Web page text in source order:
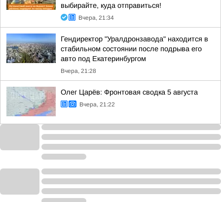
выбирайте, куда отправиться!
Вчера, 21:34
Гендиректор "Уралдронзавода" находится в
стабильном состоянии после подрыва его
авто под Екатеринбургом
Вчера, 21:28
Олег Царёв: Фронтовая сводка 5 августа
Вчера, 21:22